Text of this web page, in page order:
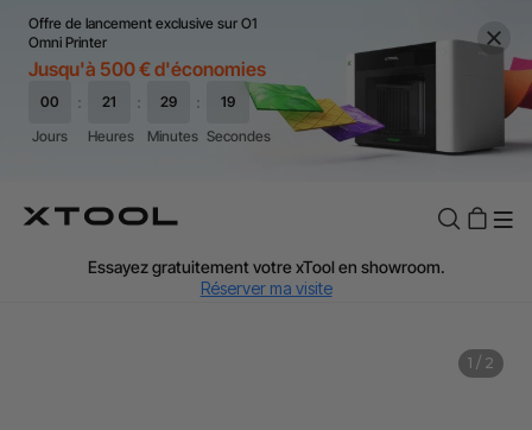
Offre de lancement exclusive sur O1
Omni Printer
Jusqu'à 500 € d'économies
TVA Offerte : Jusqu'à 20 % selon le pays.
J'en profite
Essayez gratuitement votre xTool en showroom.
Réserver ma visite
1 / 2